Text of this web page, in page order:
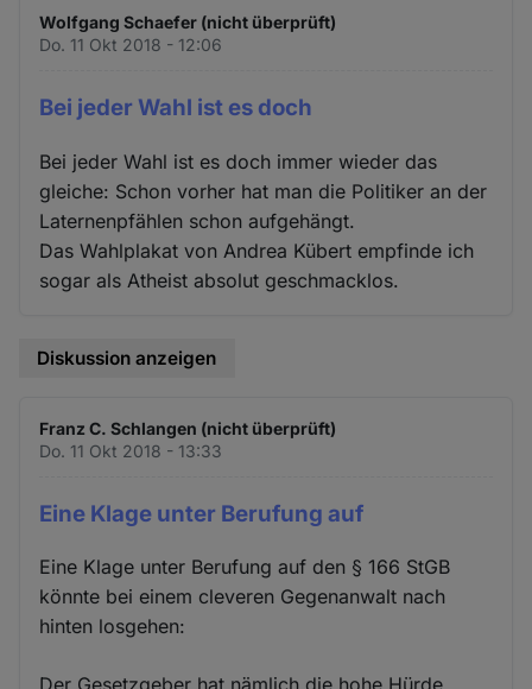
Wolfgang Schaefer (nicht überprüft)
Do. 11 Okt 2018 - 12:06
Bei jeder Wahl ist es doch
Bei jeder Wahl ist es doch immer wieder das
gleiche: Schon vorher hat man die Politiker an der
Laternenpfählen schon aufgehängt.
Das Wahlplakat von Andrea Kübert empfinde ich
sogar als Atheist absolut geschmacklos.
Diskussion anzeigen
Franz C. Schlangen (nicht überprüft)
Do. 11 Okt 2018 - 13:33
Eine Klage unter Berufung auf
Eine Klage unter Berufung auf den § 166 StGB
könnte bei einem cleveren Gegenanwalt nach
hinten losgehen: